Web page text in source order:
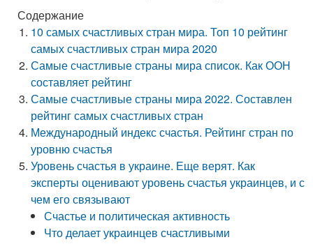
Содержание
10 самых счастливых стран мира. Топ 10 рейтинг
самых счастливых стран мира 2020
Самые счастливые страны мира список. Как ООН
составляет рейтинг
Самые счастливые страны мира 2022. Составлен
рейтинг самых счастливых стран
Международный индекс счастья. Рейтинг стран по
уровню счастья
Уровень счастья в украине. Еще верят. Как
эксперты оценивают уровень счастья украинцев, и с
чем его связывают
Счастье и политическая активность
Что делает украинцев счастливыми